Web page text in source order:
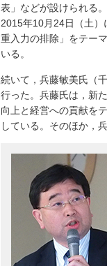
表」などが設けられる
2015年10月24日（土）
重入力の排除」をテー
いる。
続いて，兵藤敏美氏（
行った。兵藤氏は，新
向上と経営への貢献を
している。そのほか，